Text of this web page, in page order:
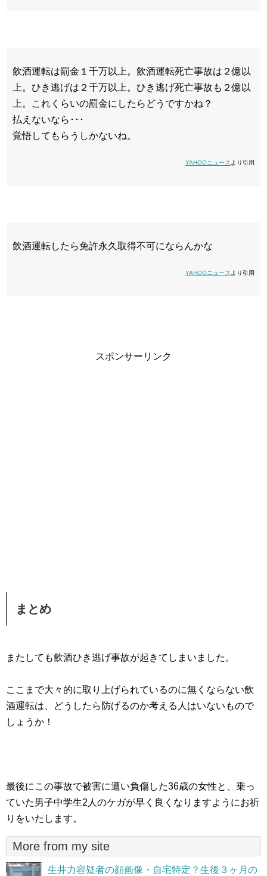
飲酒運転は罰金１千万以上。飲酒運転死亡事故は２億以
上。ひき逃げは２千万以上。ひき逃げ死亡事故も２億以
上。これくらいの罰金にしたらどうですかね？
払えないなら･･･
覚悟してもらうしかないね。
YAHOOニュース より引用
飲酒運転したら免許永久取得不可にならんかな
YAHOOニュース より引用
スポンサーリンク
まとめ
またしても飲酒ひき逃げ事故が起きてしまいました。
ここまで大々的に取り上げられているのに無くならない飲
酒運転は、どうしたら防げるのか考える人はいないもので
しょうか！
最後にこの事故で被害に遭い負傷した36歳の女性と、乗っ
ていた男子中学生2人のケガが早く良くなりますようにお祈
りをいたします。
More from my site
生井力容疑者の顔画像・自宅特定？生後３ヶ月の